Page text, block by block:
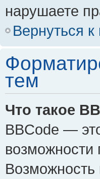
нарушаете
Вернуться к
тем
Что такое
BBCode —
Возможность